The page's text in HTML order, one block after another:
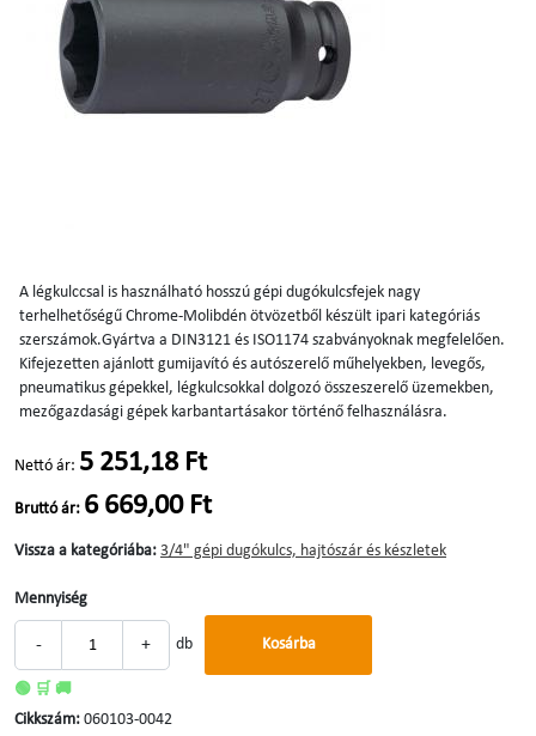
A légkulccsal is használható hosszú gépi dugókulcsfejek nagy
terhelhetőségű Chrome-Molibdén ötvözetből készült ipari kategóriás
szerszámok.Gyártva a DIN3121 és ISO1174 szabványoknak megfelelően.
Kifejezetten ajánlott gumijavító és autószerelő műhelyekben, levegős,
pneumatikus gépekkel, légkulcsokkal dolgozó összeszerelő üzemekben,
mezőgazdasági gépek karbantartásakor történő felhasználásra.
Nettó ár: 5 251,18 Ft
Bruttó ár: 6 669,00 Ft
Vissza a kategóriába: 3/4" gépi dugókulcs, hajtószár és készletek
Mennyiség
- + db Kosárba
🟢 🛒 🚚
Cikkszám: 060103-0042